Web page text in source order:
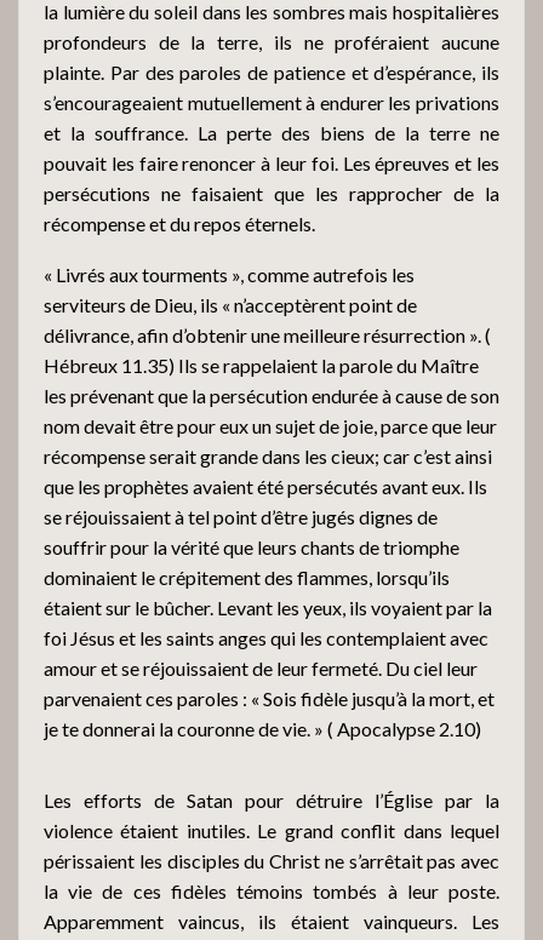
la lumière du soleil dans les sombres mais hospitalières
profondeurs de la terre, ils ne proféraient aucune
plainte. Par des paroles de patience et d’espérance, ils
s’encourageaient mutuellement à endurer les privations
et la souffrance. La perte des biens de la terre ne
pouvait les faire renoncer à leur foi. Les épreuves et les
persécutions ne faisaient que les rapprocher de la
récompense et du repos éternels.
« Livrés aux tourments », comme autrefois les
serviteurs de Dieu, ils « n’acceptèrent point de
délivrance, afin d’obtenir une meilleure résurrection ». (
Hébreux 11.35) Ils se rappelaient la parole du Maître
les prévenant que la persécution endurée à cause de son
nom devait être pour eux un sujet de joie, parce que leur
récompense serait grande dans les cieux; car c’est ainsi
que les prophètes avaient été persécutés avant eux. Ils
se réjouissaient à tel point d’être jugés dignes de
souffrir pour la vérité que leurs chants de triomphe
dominaient le crépitement des flammes, lorsqu’ils
étaient sur le bûcher. Levant les yeux, ils voyaient par la
foi Jésus et les saints anges qui les contemplaient avec
amour et se réjouissaient de leur fermeté. Du ciel leur
parvenaient ces paroles : « Sois fidèle jusqu’à la mort, et
je te donnerai la couronne de vie. » ( Apocalypse 2.10)
Les efforts de Satan pour détruire l’Église par la
violence étaient inutiles. Le grand conflit dans lequel
périssaient les disciples du Christ ne s’arrêtait pas avec
la vie de ces fidèles témoins tombés à leur poste.
Apparemment vaincus, ils étaient vainqueurs. Les